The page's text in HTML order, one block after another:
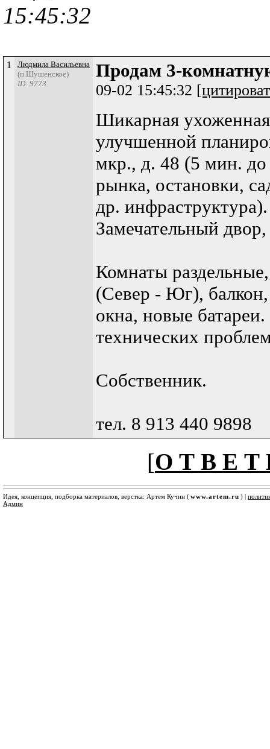
15:45:32
1
Людмила Васильевна
(п.Шушенское)
ID: 9773
Продам 3-
09-02 15:45:32
Шикарная
улучшенной
мкр., д. 48 (5 мин. до
рынка, остановки,
др.
Замечательный
Комнаты
(Север - Юг),
окна, новые
технических
Собственник.
тел. 8 913 440 9898
[О Т В Е Т
Идея, концепция, подборка материалов, верстка: Артем Кучин (www.artem.ru ) |
Админ